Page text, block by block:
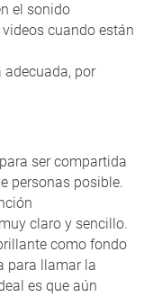
el sonido
cuando están
por
ser compartida
personas posible.
claro y sencillo.
como fondo
para llamar la
es que aún